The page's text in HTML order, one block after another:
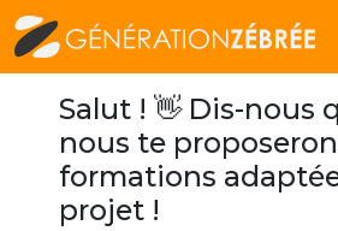
Salut ! 👋 Dis-nous
nous te
formations
projet !